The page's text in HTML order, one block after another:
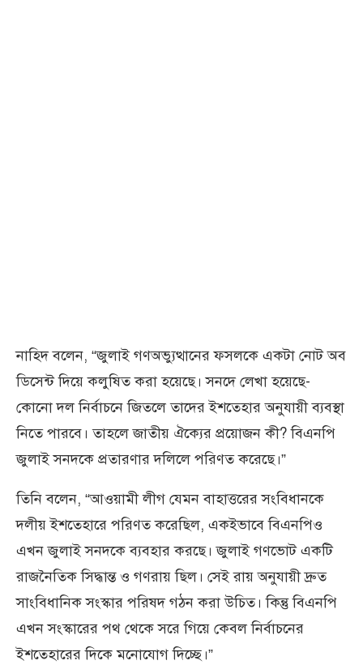
নাহিদ বলেন, “জুলাই গণঅভ্যুত্থানের ফসলকে একটা নোট অব
ডিসেন্ট দিয়ে কলুষিত করা হয়েছে। সনদে লেখা হয়েছে-
কোনো দল নির্বাচনে জিতলে তাদের ইশতেহার অনুযায়ী ব্যবস্থা
নিতে পারবে। তাহলে জাতীয় ঐক্যের প্রয়োজন কী? বিএনপি
জুলাই সনদকে প্রতারণার দলিলে পরিণত করেছে।”
তিনি বলেন, “আওয়ামী লীগ যেমন বাহাত্তরের সংবিধানকে
দলীয় ইশতেহারে পরিণত করেছিল, একইভাবে বিএনপিও
এখন জুলাই সনদকে ব্যবহার করছে। জুলাই গণভোট একটি
রাজনৈতিক সিদ্ধান্ত ও গণরায় ছিল। সেই রায় অনুযায়ী দ্রুত
সাংবিধানিক সংস্কার পরিষদ গঠন করা উচিত। কিন্তু বিএনপি
এখন সংস্কারের পথ থেকে সরে গিয়ে কেবল নির্বাচনের
ইশতেহারের দিকে মনোযোগ দিচ্ছে।”